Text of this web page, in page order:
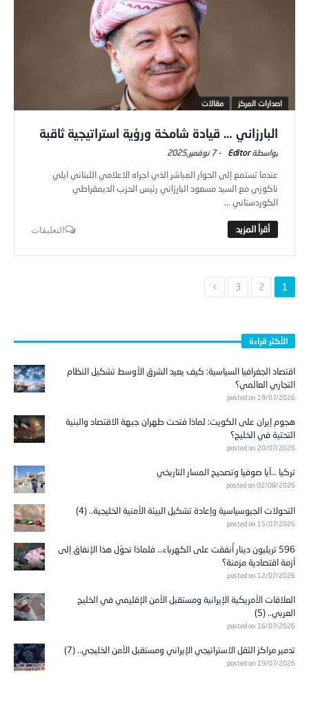
اصدارات المركز مقالات
البارزاني … قيادة شامخة ورؤية استراتيجية ثاقبة
Editor
-7 نوفمبر,2025
عندما تستمع إلى الحوار المباشر الذي اجراه الاعلامي اللبناني ايلي
ناكوزي مع السيد مسعود البارزاني رئيس الحزب الديمقراطي
الكوردستاني ...
التعليقات
1
2
3
الأكثر قراءة
اقتصاد الجغرافيا السياسية: كيف يعيد الشرق الأوسط تشكيل النظام
التجاري العالمي؟
posted on 19/07/2026
هجوم إيران على الكويت: لماذا فتحت طهران جبهة الاقتصاد والبنية
التحتية في الخليج؟
posted on 20/07/2026
تركيا …آيا صوفيا وتصحيح المسار التاريخي
posted on 02/08/2026
التحولات الجيوسياسية وإعادة تشكيل البيئة الأمنية الخليجية.. (4)
posted on 15/07/2026
596 تريليون دينار أُنفقت على الكهرباء… فلماذا تحوّل هذا الإنفاق إلى
أزمة اقتصادية مزمنة؟
posted on 12/07/2026
العلاقات الأمريكية الإيرانية ومستقبل الأمن الإقليمي في الخليج
العربي.. (5)
posted on 16/07/2026
تدمير مراكز الثقل الاستراتيجي الإيراني ومستقبل الأمن الخليجي.. (7)
posted on 19/07/2026